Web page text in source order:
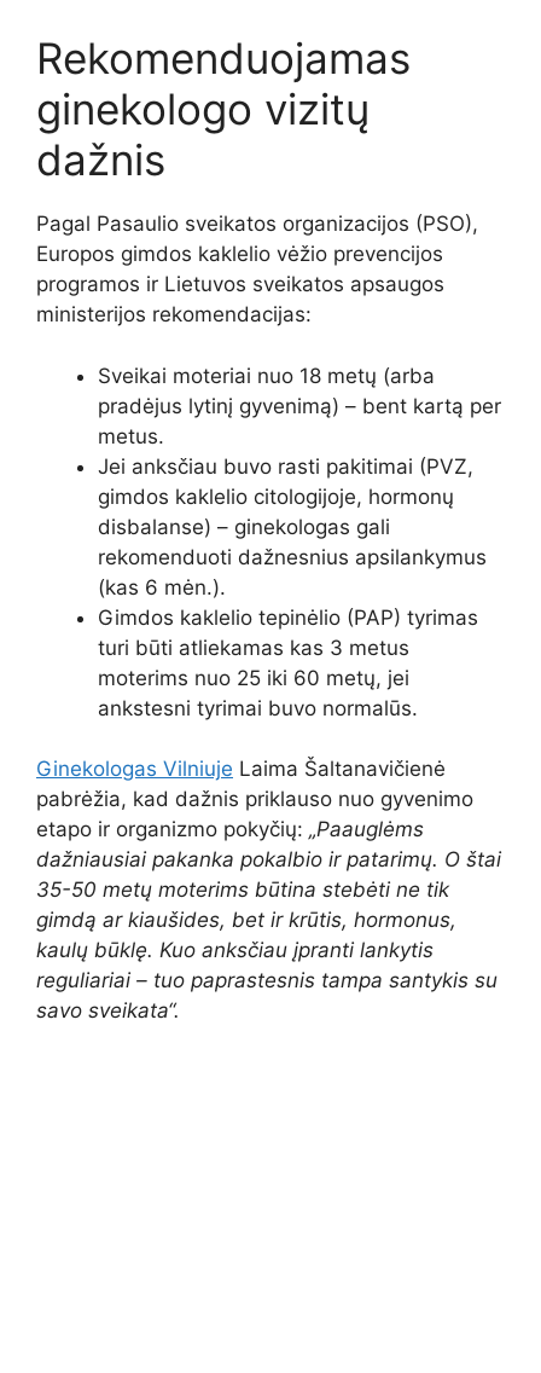
Rekomenduojamas
ginekologo vizitų
dažnis
Pagal Pasaulio sveikatos organizacijos (PSO),
Europos gimdos kaklelio vėžio prevencijos
programos ir Lietuvos sveikatos apsaugos
ministerijos rekomendacijas:
Sveikai moteriai nuo 18 metų (arba
pradėjus lytinį gyvenimą) – bent kartą per
metus.
Jei anksčiau buvo rasti pakitimai (PVZ,
gimdos kaklelio citologijoje, hormonų
disbalanse) – ginekologas gali
rekomenduoti dažnesnius apsilankymus
(kas 6 mėn.).
Gimdos kaklelio tepinėlio (PAP) tyrimas
turi būti atliekamas kas 3 metus
moterims nuo 25 iki 60 metų, jei
ankstesni tyrimai buvo normalūs.
Ginekologas Vilniuje Laima Šaltanavičienė
pabrėžia, kad dažnis priklauso nuo gyvenimo
etapo ir organizmo pokyčių: „Paauglėms
dažniausiai pakanka pokalbio ir patarimų. O štai
35-50 metų moterims būtina stebėti ne tik
gimdą ar kiaušides, bet ir krūtis, hormonus,
kaulų būklę. Kuo anksčiau įpranti lankytis
reguliariai – tuo paprastesnis tampa santykis su
savo sveikata“.